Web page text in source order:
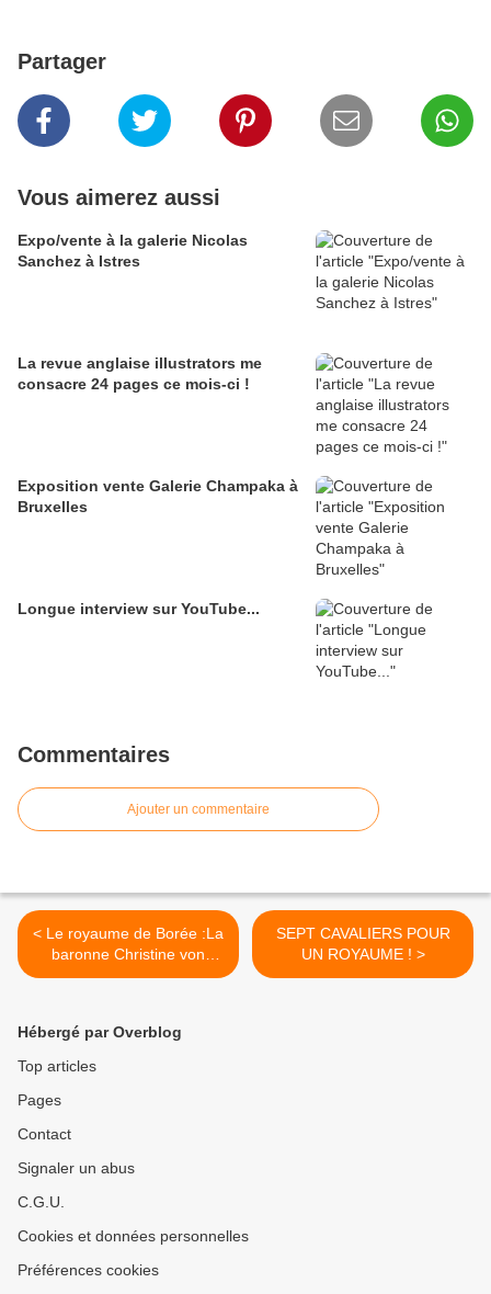
Partager
Vous aimerez aussi
Expo/vente à la galerie Nicolas
Sanchez à Istres
La revue anglaise illustrators me
consacre 24 pages ce mois-ci !
Exposition vente Galerie Champaka à
Bruxelles
Longue interview sur YouTube...
Commentaires
Ajouter un commentaire
< Le royaume de Borée :La
baronne Christine von
Baner
SEPT CAVALIERS POUR
UN ROYAUME ! >
Hébergé par Overblog
Top articles
Pages
Contact
Signaler un abus
C.G.U.
Cookies et données personnelles
Préférences cookies